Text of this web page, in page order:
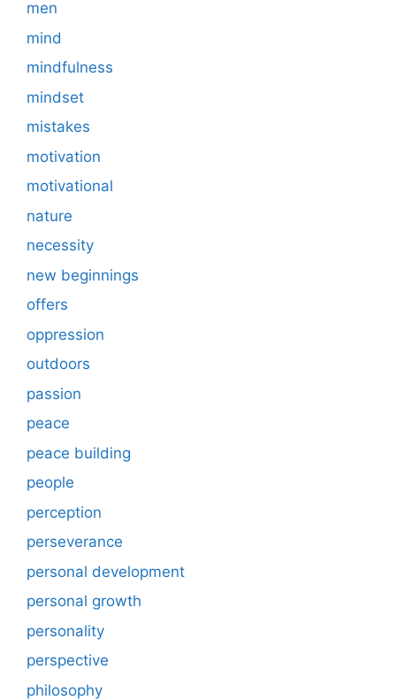
men
mind
mindfulness
mindset
mistakes
motivation
motivational
nature
necessity
new beginnings
offers
oppression
outdoors
passion
peace
peace building
people
perception
perseverance
personal development
personal growth
personality
perspective
philosophy